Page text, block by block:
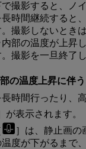
撮影すると、ノ
時間継続すると
。撮影しないとき
内部の温度が上昇
。撮影を一旦終了
の温度上昇に伴
時間行ったり、
が表示されます。
］は、静止画の
度が下がるまで